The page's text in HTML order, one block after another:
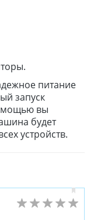
питание
запуск
вы
будет
устройств.